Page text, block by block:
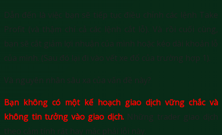
Dẫn đến là việc bạn sẽ tiếp tục điều chỉnh các lệnh Take
Profit (và thậm chí cả các lệnh cắt lỗ). Và rồi cuối cùng,
bạn sẽ cắt giảm lợi nhuận của mình hoặc kéo dài khoản lỗ
của mình. (Sau đó lại đi vào vết xe đổ của trường hợp 1).
Và nguyên nhân sâu xa của vấn đề này?
Bạn không có một kế hoạch giao dịch vững chắc và
không tin tưởng vào giao dịch.Những trader giao dịch
theo cảm tính rất hay mắc phải lỗi này.